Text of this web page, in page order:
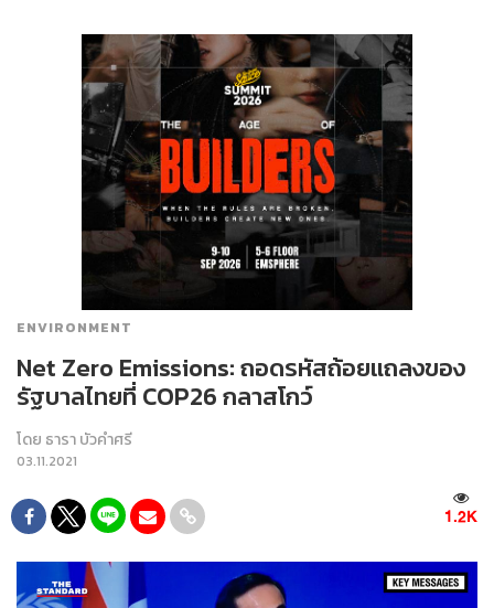
ENVIRONMENT
Net Zero Emissions: ถอดรหัสถ้อยแถลงของ
รัฐบาลไทยที่ COP26 กลาสโกว์
โดย ธารา บัวคำศรี
03.11.2021
1.2K